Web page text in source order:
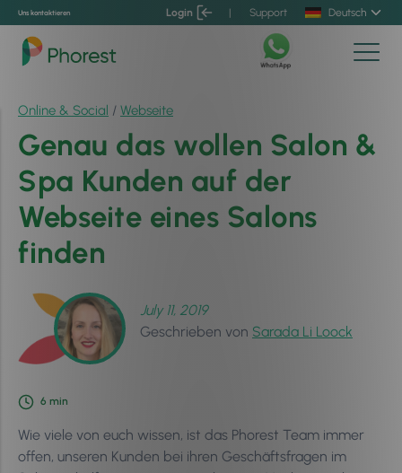
Uns kontaktieren Login | Support Deutsch
Online & Social / Webseite
Genau das wollen Salon &
Spa Kunden auf der
Webseite eines Salons
finden
July 11, 2019
Geschrieben von Sarada Li Loock
6 min
Wie viele von euch wissen, ist das Phorest Team immer
offen, unseren Kunden bei ihren Geschäftsfragen im